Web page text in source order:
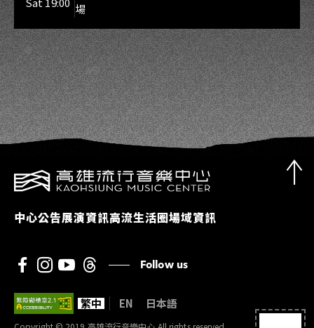
場
中心公告展演資訊高流生活圈場域資訊
Follow us
繁中 EN 日本語